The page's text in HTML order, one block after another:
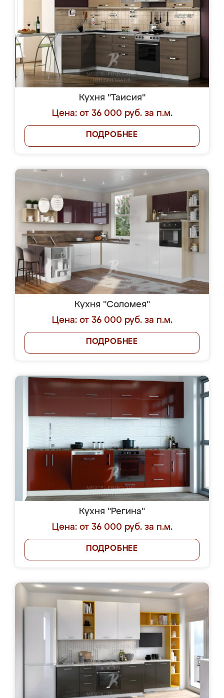
Кухня "Таисия"
Цена: от 36 000 руб. за п.м.
ПОДРОБНЕЕ
Кухня "Соломея"
Цена: от 36 000 руб. за п.м.
ПОДРОБНЕЕ
Кухня "Регина"
Цена: от 36 000 руб. за п.м.
ПОДРОБНЕЕ